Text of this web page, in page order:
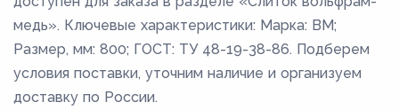
медь». Ключевые характеристики: Марка: ВМ;
Размер, мм: 800; ГОСТ: ТУ 48-19-38-86. Подберем
условия поставки, уточним наличие и организуем
доставку по России.